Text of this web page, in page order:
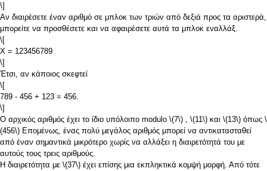
\]
Αν διαιρέσετε έναν αριθμό σε μπλοκ των τριών από δεξιά προς τα αριστερά,
μπορείτε να προσθέσετε και να αφαιρέσετε αυτά τα μπλοκ εναλλάξ.
\[
X = 123456789
\]
Έτσι, αν κάποιος σκεφτεί
\[
789 - 456 + 123 = 456.
\]
Ο αρχικός αριθμός έχει το ίδιο υπόλοιπο modulo \(7\) , \(11\) και \(13\) όπως \
(456\) Επομένως, ένας πολύ μεγάλος αριθμός μπορεί να αντικατασταθεί
από έναν σημαντικά μικρότερο χωρίς να αλλάξει η διαιρετότητά του με
αυτούς τους τρεις αριθμούς.
Η διαιρετότητα με \(37\) έχει επίσης μια εκπληκτικά κομψή μορφή. Από τότε